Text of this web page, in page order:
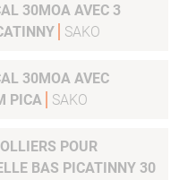
30MOA AVEC 3
SAKO
30MOA AVEC
PICA
SAKO
POUR
BAS PICATINNY 30